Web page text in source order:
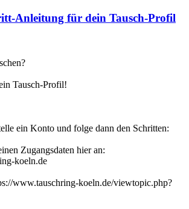
Anleitung für dein Tausch-Profil
Tausch-Profil!
ein Konto und folge dann den Schritten:
Zugangsdaten hier an:
koeln.de
www.tauschring-koeln.de/viewtopic.php?